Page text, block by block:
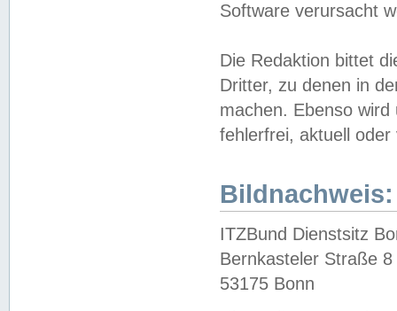
Software verursacht
Die Redaktion bittet
Dritter, zu denen in
machen. Ebenso
fehlerfrei, aktuell oder
Bildnachweis:
ITZBund Dienstsitz
Bernkasteler Straße 8
53175 Bonn